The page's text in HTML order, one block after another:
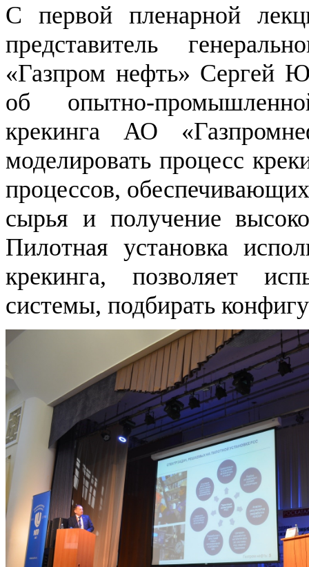
С первой пленарной
представитель
«Газпром нефть» Сергей
об опытно-
крекинга АО
моделировать процесс
процессов,
сырья и получение
Пилотная установка
крекинга, позволяет
системы, подбирать